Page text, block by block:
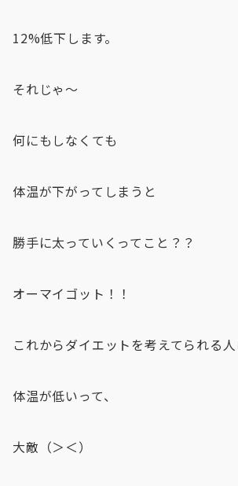
12%低下します。
それじゃ〜
何にもしなくても
体温が下がってしまうと
勝手に太っていくってこと？？
オーマイゴット！！
これからダイエットを考えてられる人
体温が低いって、
大敵（＞＜）